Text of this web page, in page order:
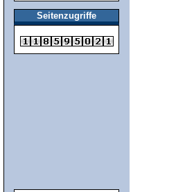
Seitenzugriffe